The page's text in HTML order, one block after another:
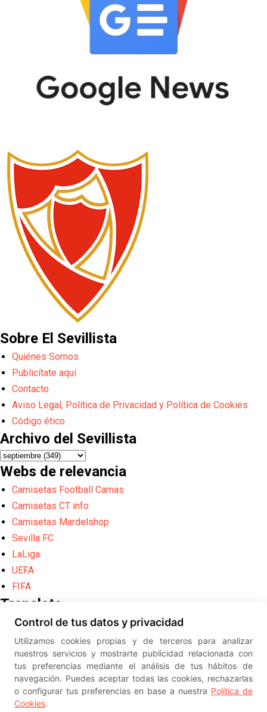
Sobre El Sevillista
Quiénes Somos
Publicítate aquí
Contacto
Aviso Legal, Política de Privacidad y Política de Cookies
Código ético
Archivo del Sevillista
Webs de relevancia
Camisetas Football Camas
Camisetas CT info
Camisetas Mardelshop
Sevilla FC
LaLiga
UEFA
FIFA
Translate
Powered by
Translate
Diseño web creado por Erick
© ElSevillista.es - Información sobre
el Sevilla FC, Sevilla Atlético, Sevilla Femenino y su Cantera
-- --
Control de tus datos y privacidad
Utilizamos cookies propias y de terceros para analizar
nuestros servicios y mostrarte publicidad relacionada con
tus preferencias mediante el análisis de tus hábitos de
navegación. Puedes aceptar todas las cookies, rechazarlas
o configurar tus preferencias en base a nuestra Política de
Cookies.
2026